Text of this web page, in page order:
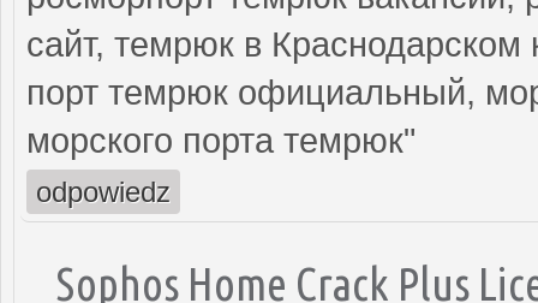
сайт, темрюк в
порт темрюк официальный,
морского порта темрюк"
odpowiedz
Sophos Home Crack Plus